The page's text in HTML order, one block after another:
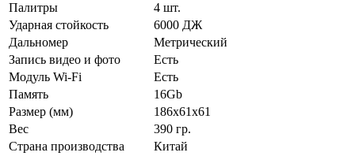
Палитры
4 шт.
Ударная стойкость
6000 ДЖ
Дальномер
Метрический
Запись видео и фото
Есть
Модуль Wi-Fi
Есть
Память
16Gb
Размер (мм)
186x61x61
Вес
390 гр.
Страна производства
Китай